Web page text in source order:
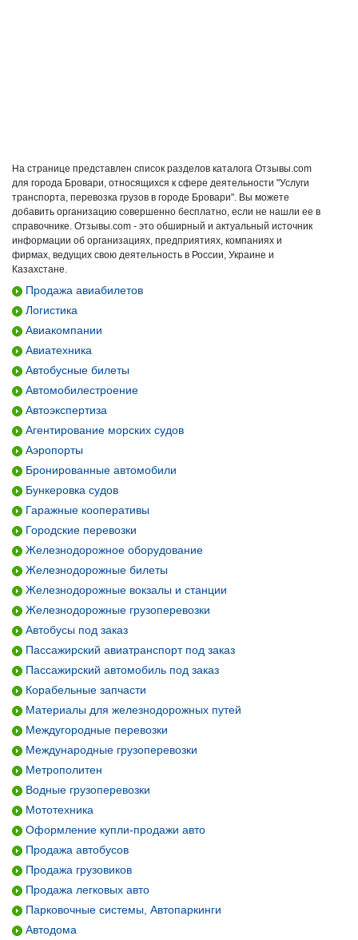
На странице представлен список разделов каталога Отзывы.com
для города Бровари, относящихся к сфере деятельности "Услуги
транспорта, перевозка грузов в городе Бровари". Вы можете
добавить организацию совершенно бесплатно, если не нашли ее в
справочнике. Отзывы.com - это обширный и актуальный источник
информации об организациях, предприятиях, компаниях и
фирмах, ведущих свою деятельность в России, Украине и
Казахстане.
Продажа авиабилетов
Логистика
Авиакомпании
Авиатехника
Автобусные билеты
Автомобилестроение
Автоэкспертиза
Агентирование морских судов
Аэропорты
Бронированные автомобили
Бункеровка судов
Гаражные кооперативы
Городские перевозки
Железнодорожное оборудование
Железнодорожные билеты
Железнодорожные вокзалы и станции
Железнодорожные грузоперевозки
Автобусы под заказ
Пассажирский авиатранспорт под заказ
Пассажирский автомобиль под заказ
Корабельные запчасти
Материалы для железнодорожных путей
Междугородные перевозки
Международные грузоперевозки
Метрополитен
Водные грузоперевозки
Мототехника
Оформление купли-продажи авто
Продажа автобусов
Продажа грузовиков
Продажа легковых авто
Парковочные системы, Автопаркинги
Автодома